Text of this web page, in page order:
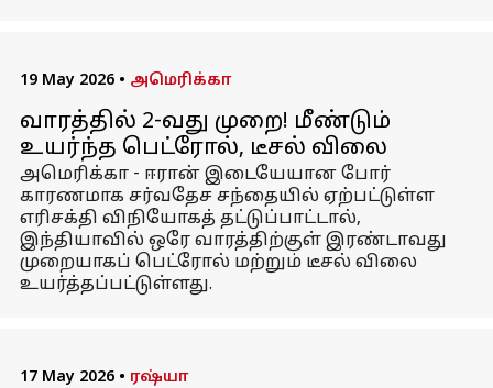
19 May 2026 • அமெரிக்கா
வாரத்தில் 2-வது முறை! மீண்டும்
உயர்ந்த பெட்ரோல், டீசல் விலை
அமெரிக்கா - ஈரான் இடையேயான போர்
காரணமாக சர்வதேச சந்தையில் ஏற்பட்டுள்ள
எரிசக்தி விநியோகத் தட்டுப்பாட்டால்,
இந்தியாவில் ஒரே வாரத்திற்குள் இரண்டாவது
முறையாகப் பெட்ரோல் மற்றும் டீசல் விலை
உயர்த்தப்பட்டுள்ளது.
17 May 2026 • ரஷ்யா